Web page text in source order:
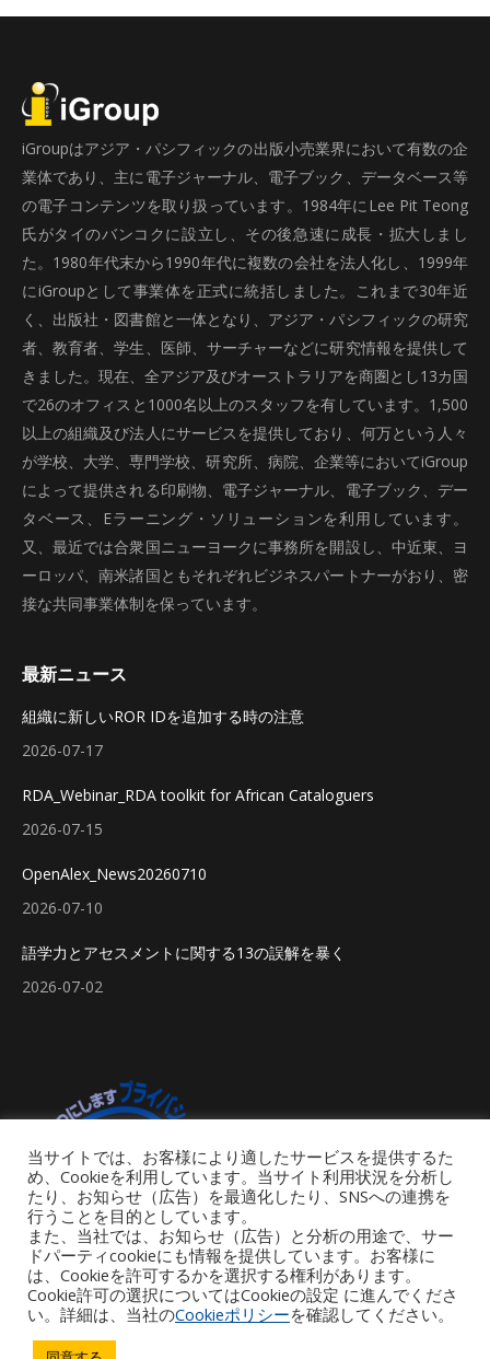
iGroupはアジア・パシフィックの出版小売業界において有数の企
業体であり、主に電子ジャーナル、電子ブック、データベース等
の電子コンテンツを取り扱っています。1984年にLee Pit Teong
氏がタイのバンコクに設立し、その後急速に成長・拡大しまし
た。1980年代末から1990年代に複数の会社を法人化し、1999年
にiGroupとして事業体を正式に統括しました。これまで30年近
く、出版社・図書館と一体となり、アジア・パシフィックの研究
者、教育者、学生、医師、サーチャーなどに研究情報を提供して
きました。現在、全アジア及びオーストラリアを商圏とし13カ国
で26のオフィスと1000名以上のスタッフを有しています。1,500
以上の組織及び法人にサービスを提供しており、何万という人々
が学校、大学、専門学校、研究所、病院、企業等においてiGroup
によって提供される印刷物、電子ジャーナル、電子ブック、デー
タベース、Eラーニング・ソリューションを利用しています。
又、最近では合衆国ニューヨークに事務所を開設し、中近東、ヨ
ーロッパ、南米諸国ともそれぞれビジネスパートナーがおり、密
接な共同事業体制を保っています。
最新ニュース
組織に新しいROR IDを追加する時の注意
2026-07-17
RDA_Webinar_RDA toolkit for African Cataloguers
2026-07-15
OpenAlex_News20260710
2026-07-10
語学力とアセスメントに関する13の誤解を暴く
2026-07-02
当サイトでは、お客様により適したサービスを提供するた
め、Cookieを利用しています。当サイト利用状況を分析し
たり、お知らせ（広告）を最適化したり、SNSへの連携を
行うことを目的としています。
また、当社では、お知らせ（広告）と分析の用途で、サー
ドパーティcookieにも情報を提供しています。お客様に
は、Cookieを許可するかを選択する権利があります。
Cookie許可の選択についてはCookieの設定 に進んでくださ
い。詳細は、当社のCookieポリシーを確認してください。